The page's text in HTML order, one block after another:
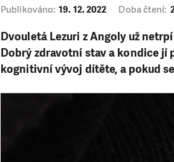
Publikováno: 19. 12. 2022 Doba čtení:
Dvouletá Lezuri z Angoly už
Dobrý zdravotní stav a kondice jí
kognitivní vývoj dítěte, a pokud